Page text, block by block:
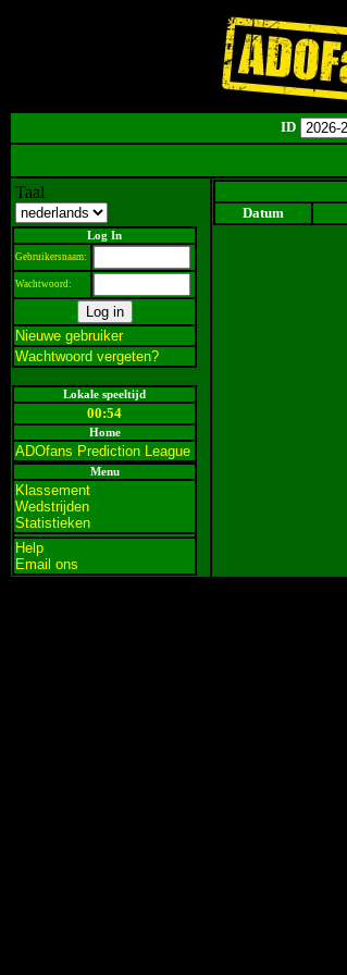
ID
Taal
Log In
Gebruikersnaam:
Wachtwoord:
Nieuwe gebruiker
Wachtwoord vergeten?
Lokale speeltijd
00:54
Home
ADOfans Prediction League
Menu
Klassement
Wedstrijden
Statistieken
Help
Email ons
Datum